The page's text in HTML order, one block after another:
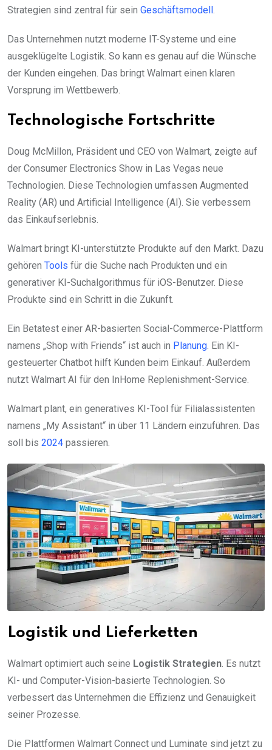
Strategien sind zentral für sein Geschäftsmodell .
Das Unternehmen nutzt moderne IT-Systeme und eine
ausgeklügelte Logistik. So kann es genau auf die Wünsche
der Kunden eingehen. Das bringt Walmart einen klaren
Vorsprung im Wettbewerb.
Technologische Fortschritte
Doug McMillon, Präsident und CEO von Walmart, zeigte auf
der Consumer Electronics Show in Las Vegas neue
Technologien. Diese Technologien umfassen Augmented
Reality (AR) und Artificial Intelligence (AI). Sie verbessern
das Einkaufserlebnis.
Walmart bringt KI-unterstützte Produkte auf den Markt. Dazu
gehören Tools für die Suche nach Produkten und ein
generativer KI-Suchalgorithmus für iOS-Benutzer. Diese
Produkte sind ein Schritt in die Zukunft.
Ein Betatest einer AR-basierten Social-Commerce-Plattform
namens „Shop with Friends“ ist auch in Planung. Ein KI-
gesteuerter Chatbot hilft Kunden beim Einkauf. Außerdem
nutzt Walmart AI für den InHome Replenishment-Service.
Walmart plant, ein generatives KI-Tool für Filialassistenten
namens „My Assistant“ in über 11 Ländern einzuführen. Das
soll bis 2024 passieren.
Logistik und Lieferketten
Walmart optimiert auch seine Logistik Strategien . Es nutzt
KI- und Computer-Vision-basierte Technologien. So
verbessert das Unternehmen die Effizienz und Genauigkeit
seiner Prozesse.
Die Plattformen Walmart Connect und Luminate sind jetzt zu